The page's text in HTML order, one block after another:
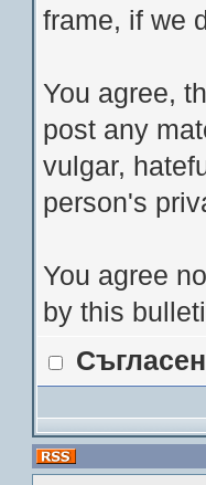
frame, if we
You agree,
post any
vulgar,
person's
You agree
by this